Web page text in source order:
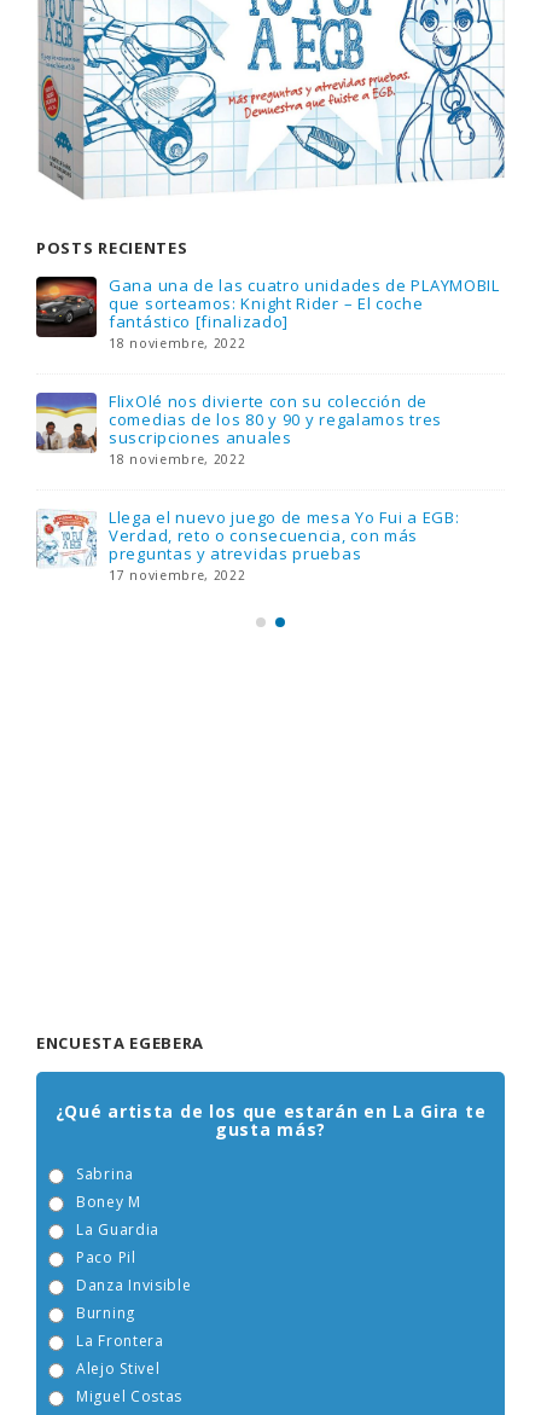
POSTS RECIENTES
Gana una de las cuatro unidades de PLAYMOBIL
que sorteamos: Knight Rider – El coche
fantástico [finalizado]
18 noviembre, 2022
FlixOlé nos divierte con su colección de
comedias de los 80 y 90 y regalamos tres
suscripciones anuales
18 noviembre, 2022
Llega el nuevo juego de mesa Yo Fui a EGB:
Verdad, reto o consecuencia, con más
preguntas y atrevidas pruebas
17 noviembre, 2022
ENCUESTA EGEBERA
¿Qué artista de los que estarán en La Gira te
gusta más?
Sabrina
Boney M
La Guardia
Paco Pil
Danza Invisible
Burning
La Frontera
Alejo Stivel
Miguel Costas